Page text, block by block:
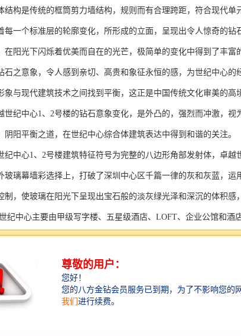
结构是传统的框筒剪力墙结构，规则而有合理跨距，符合现代单
每一个标准层的轮廓变化，所形成的立面，呈现出令人惊奇的
在阳光下闪烁着优美而自在的光芒，极简单的变化中得到了丰富
石之意象，令人感到亲切、高贵和象征永恒的感，为世纪中心
象与现代建筑技术之间找到平衡，这正是中国传统文化审美的高
世纪中心1、2号楼的钻石意象变化，是外凸的，强烈而冲激，
阴阳平衡之道，在世纪中心综合体建筑表达中得到和谐的关注。
纪中心1、2号楼建筑特征符号为完整的八边形角部发射体，卓越
玻璃幕墙彩选择上，打破了深圳中心区千篇一律的灰和灰蓝，
制，使玻璃在阳光下呈现出宝石般的淡灰绿光泽和深沉的体积感
纪中心主要由甲级写字楼、五星级酒店、LOFT、企业公馆和酒
世纪中心临近客运总站、公交直达2号线徐泾东；以及17号线漕
。
、52、61平米LOFT公寓，均价23000元/平米，买一层送一层；
平双拼别墅，均价28000-29000元/平米；还有37、68、85、